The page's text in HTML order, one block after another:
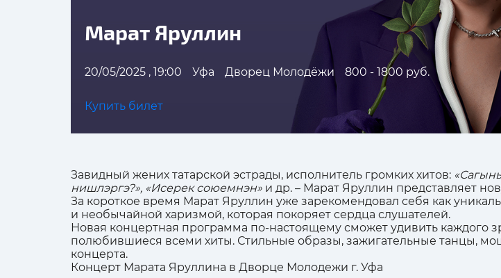
Марат Яруллин
20/05/2025 , 19:00 Уфа Дворец Молодёжи 800 - 1800 руб.
Купить билет
Завидный жених татарской эстрады, исполнитель громких хитов:
нишлэргэ?», «Исерек союемнэн» и др. – Марат Яруллин представляет
За короткое время Марат Яруллин уже зарекомендовал себя как
и необычайной харизмой, которая покоряет сердца слушателей.
Новая концертная программа по-настоящему сможет удивить каждого
полюбившиеся всеми хиты. Стильные образы, зажигательные танцы,
концерта.
Концерт Марата Яруллина в Дворце Молодежи г. Уфа